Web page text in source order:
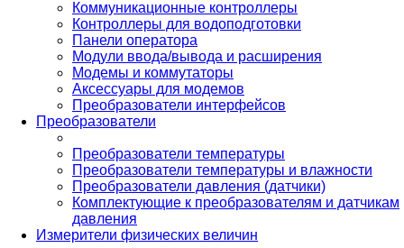
Коммуникационные контроллеры
Контроллеры для водоподготовки
Панели оператора
Модули ввода/вывода и расширения
Модемы и коммутаторы
Аксессуары для модемов
Преобразователи интерфейсов
Преобразователи
Преобразователи температуры
Преобразователи температуры и влажности
Преобразователи давления (датчики)
Комплектующие к преобразователям и датчикам
давления
Измерители физических величин